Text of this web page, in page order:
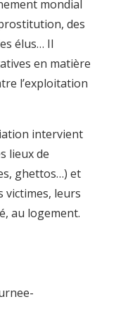
mondial
des
élus… Il
en matière
l’exploitation
intervient
lieux de
ghettos…) et
victimes, leurs
au logement.